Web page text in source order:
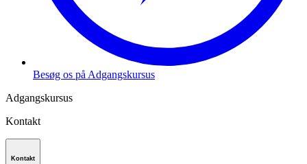
Besøg os på Adgangskursus
Adgangskursus
Kontakt
Kontakt